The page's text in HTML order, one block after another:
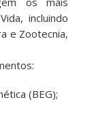
incluindo
e Zootecnia,
(BEG);